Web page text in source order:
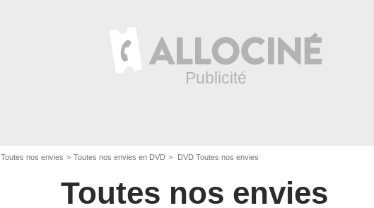
Toutes nos envies Toutes nos envies en DVD DVD Toutes nos envies
Toutes nos envies